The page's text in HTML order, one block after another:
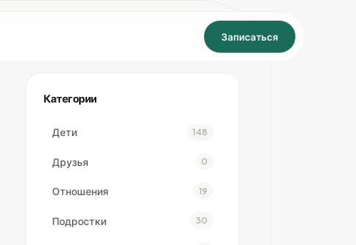
Записаться
Категории
Дети 148
Друзья 0
Отношения 19
Подростки 30